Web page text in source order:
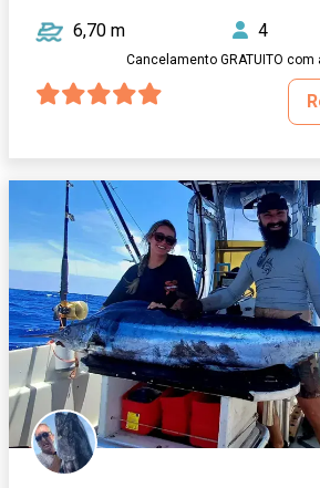
6,70 m 4
Cancelamento GRATUITO